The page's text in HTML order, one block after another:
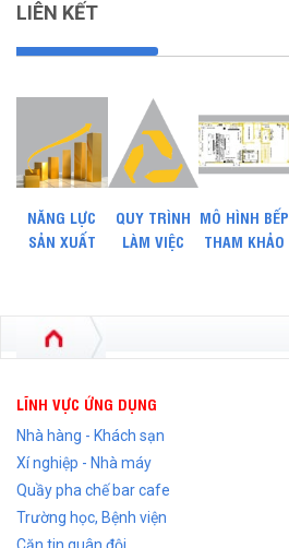
LIÊN KẾT
NĂNG LỰC
SẢN XUẤT
QUY TRÌNH
LÀM VIỆC
MÔ HÌNH BẾP
THAM KHẢO
LĨNH VỰC ỨNG DỤNG
Nhà hàng - Khách sạn
Xí nghiệp - Nhà máy
Quầy pha chế bar cafe
Trường học, Bệnh viện